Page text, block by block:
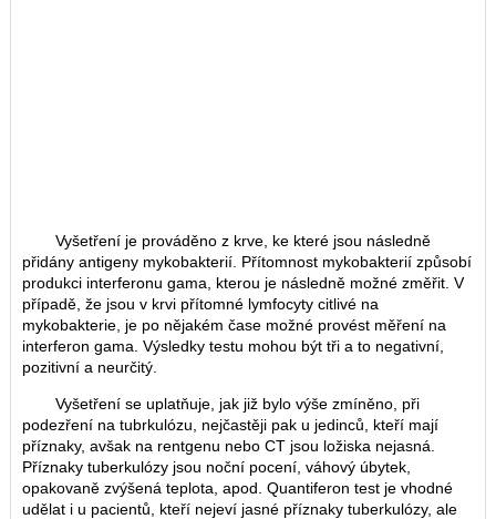
Vyšetření je prováděno z krve, ke které jsou následně
přidány antigeny mykobakterií. Přítomnost mykobakterií způsobí
produkci interferonu gama, kterou je následně možné změřit. V
případě, že jsou v krvi přítomné lymfocyty citlivé na
mykobakterie, je po nějakém čase možné provést měření na
interferon gama. Výsledky testu mohou být tři a to negativní,
pozitivní a neurčitý.
Vyšetření se uplatňuje, jak již bylo výše zmíněno, při
podezření na tubrkulózu, nejčastěji pak u jedinců, kteří mají
příznaky, avšak na rentgenu nebo CT jsou ložiska nejasná.
Příznaky tuberkulózy jsou noční pocení, váhový úbytek,
opakovaně zvýšená teplota, apod. Quantiferon test je vhodné
udělat i u pacientů, kteří nejeví jasné příznaky tuberkulózy, ale